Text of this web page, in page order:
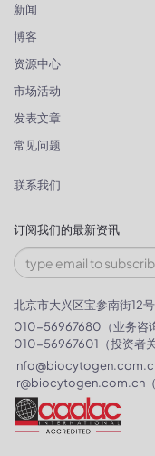
新闻
博客
资源中心
市场活动
发表文章
常见问题
联系我们
订阅我们的最新资讯
北京市大兴区宝参南街12号
010-56967680（业务咨
010-56967601（投资者关
ir@biocytogen.com.cn